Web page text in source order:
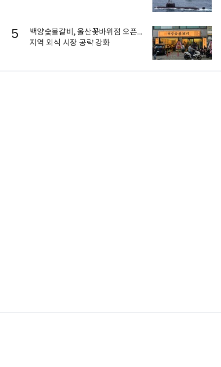
5
백양숯불갈비, 울산꽃바위점 오픈...
지역 외식 시장 공략 강화